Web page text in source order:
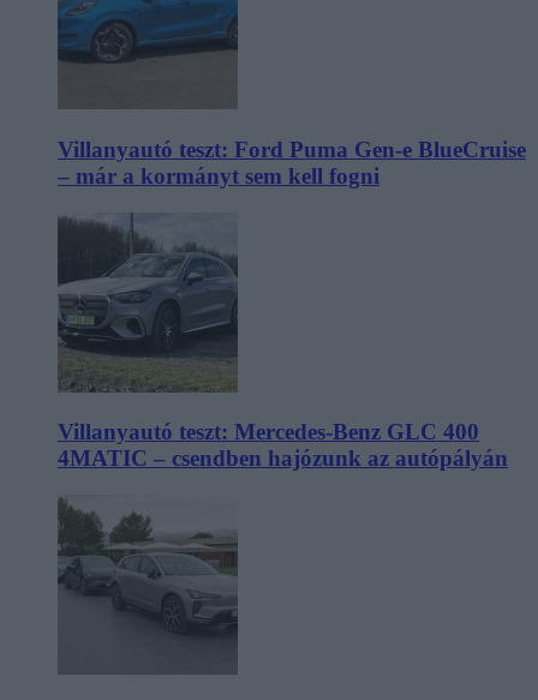
Villanyautó teszt: Ford Puma Gen-e BlueCruise
– már a kormányt sem kell fogni
Villanyautó teszt: Mercedes-Benz GLC 400
4MATIC – csendben hajózunk az autópályán